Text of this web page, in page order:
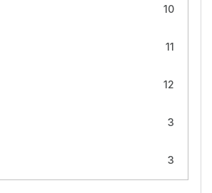
10
11
12
3
3